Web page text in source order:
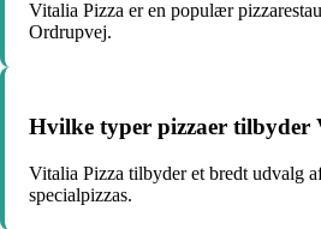
Vitalia Pizza er en populær
Ordrupvej.
Hvilke typer pizzaer tilbyder
Vitalia Pizza tilbyder et bredt udvalg
specialpizzas.